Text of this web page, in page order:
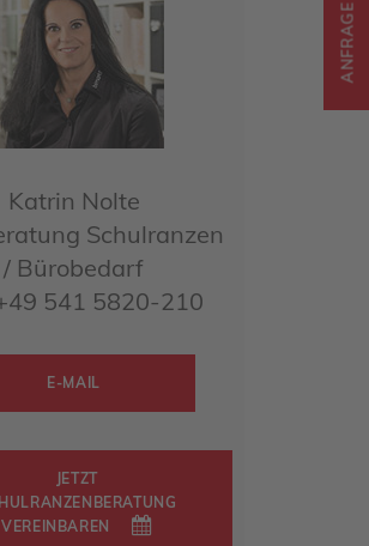
ANFRAGE
Katrin Nolte
Schulranzen
/ Bürobedarf
541 5820-210
E-MAIL
JETZT
VEREINBAREN